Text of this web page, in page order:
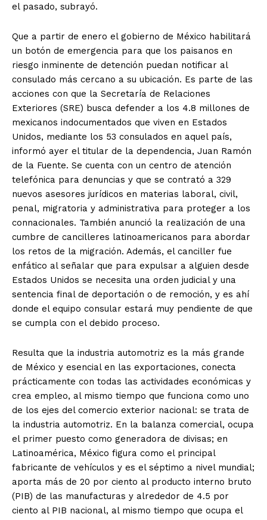
el pasado, subrayó.
Que a partir de enero el gobierno de México habilitará
un botón de emergencia para que los paisanos en
riesgo inminente de detención puedan notificar al
consulado más cercano a su ubicación. Es parte de las
acciones con que la Secretaría de Relaciones
Exteriores (SRE) busca defender a los 4.8 millones de
mexicanos indocumentados que viven en Estados
Unidos, mediante los 53 consulados en aquel país,
informó ayer el titular de la dependencia, Juan Ramón
de la Fuente. Se cuenta con un centro de atención
telefónica para denuncias y que se contrató a 329
nuevos asesores jurídicos en materias laboral, civil,
penal, migratoria y administrativa para proteger a los
connacionales. También anunció la realización de una
cumbre de cancilleres latinoamericanos para abordar
los retos de la migración. Además, el canciller fue
enfático al señalar que para expulsar a alguien desde
Estados Unidos se necesita una orden judicial y una
sentencia final de deportación o de remoción, y es ahí
donde el equipo consular estará muy pendiente de que
se cumpla con el debido proceso.
Resulta que la industria automotriz es la más grande
de México y esencial en las exportaciones, conecta
prácticamente con todas las actividades económicas y
crea empleo, al mismo tiempo que funciona como uno
de los ejes del comercio exterior nacional: se trata de
la industria automotriz. En la balanza comercial, ocupa
el primer puesto como generadora de divisas; en
Latinoamérica, México figura como el principal
fabricante de vehículos y es el séptimo a nivel mundial;
aporta más de 20 por ciento al producto interno bruto
(PIB) de las manufacturas y alrededor de 4.5 por
ciento al PIB nacional, al mismo tiempo que ocupa el